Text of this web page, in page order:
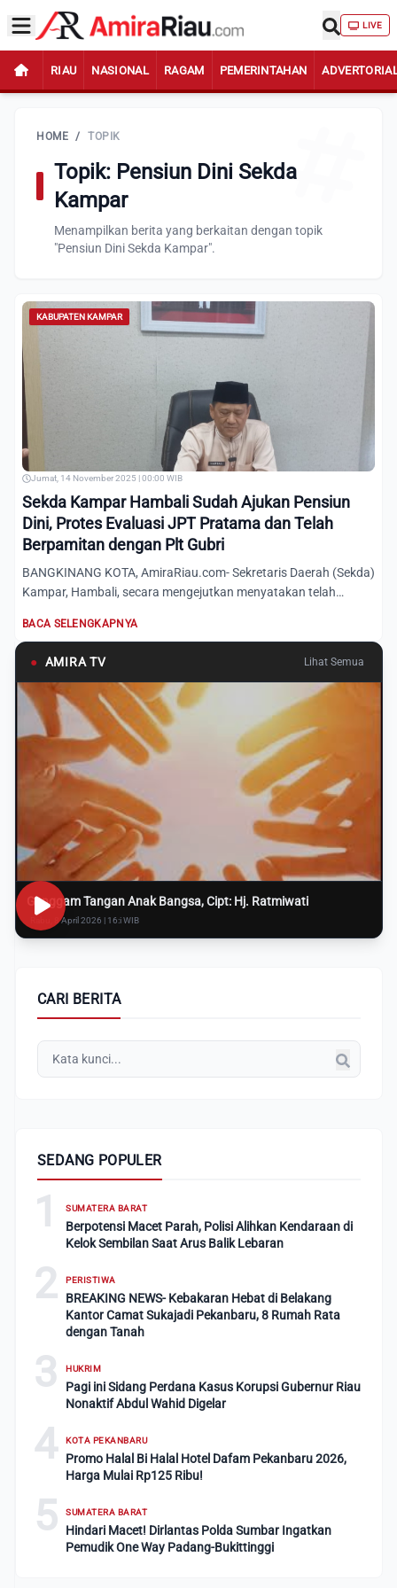
LIVE
RIAU NASIONAL RAGAM PEMERINTAHAN
HOME / TOPIK
Topik: Pensiun Dini Sekda
Kampar
Menampilkan berita yang berkaitan dengan topik
"Pensiun Dini Sekda Kampar".
KABUPATEN KAMPAR
Jumat, 14 November 2025 | 00:00 WIB
Sekda Kampar Hambali Sudah Ajukan Pensiun
Dini, Protes Evaluasi JPT Pratama dan Telah
Berpamitan dengan Plt Gubri
BANGKINANG KOTA, AmiraRiau.com- Sekretaris Daerah (Sekda)
Kampar, Hambali, secara mengejutkan menyatakan telah
BACA SELENGKAPNYA
● AMIRA TV Lihat Semua
Genggam Tangan Anak Bangsa, Cipt: Hj. Ratmiwati
Rabu, 8 April 2026 | 16:i WIB
CARI BERITA
SEDANG POPULER
1 SUMATERA BARAT
Berpotensi Macet Parah, Polisi Alihkan Kendaraan di
Kelok Sembilan Saat Arus Balik Lebaran
2 PERISTIWA
BREAKING NEWS- Kebakaran Hebat di Belakang
Kantor Camat Sukajadi Pekanbaru, 8 Rumah Rata
dengan Tanah
3 HUKRIM
Pagi ini Sidang Perdana Kasus Korupsi Gubernur Riau
Nonaktif Abdul Wahid Digelar
4 KOTA PEKANBARU
Promo Halal Bi Halal Hotel Dafam Pekanbaru 2026,
Harga Mulai Rp125 Ribu!
5 SUMATERA BARAT
Hindari Macet! Dirlantas Polda Sumbar Ingatkan
Pemudik One Way Padang-Bukittinggi